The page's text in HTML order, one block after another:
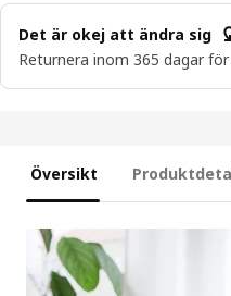
Det är okej att ändra sig
Returnera inom 365 dagar
Översikt